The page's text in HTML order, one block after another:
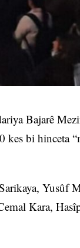
Bajarê
bi hinceta
Yusûf
Kara,